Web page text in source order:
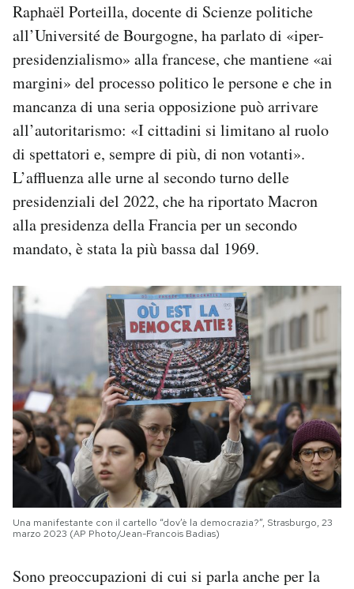
Raphaël Porteilla, docente di Scienze politiche
all’Université de Bourgogne, ha parlato di «iper-
presidenzialismo» alla francese, che mantiene «ai
margini» del processo politico le persone e che in
mancanza di una seria opposizione può arrivare
all’autoritarismo: «I cittadini si limitano al ruolo
di spettatori e, sempre di più, di non votanti».
L’affluenza alle urne al secondo turno delle
presidenziali del 2022, che ha riportato Macron
alla presidenza della Francia per un secondo
mandato, è stata la più bassa dal 1969.
Una manifestante con il cartello “dov’è la democrazia?”, Strasburgo, 23
marzo 2023 (AP Photo/Jean-Francois Badias)
Sono preoccupazioni di cui si parla anche per la